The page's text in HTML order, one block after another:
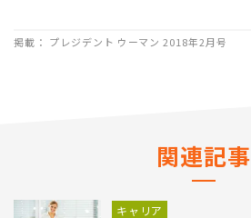
掲載： プレジデント ウーマン 2018年2月号
関連記事
キャリア